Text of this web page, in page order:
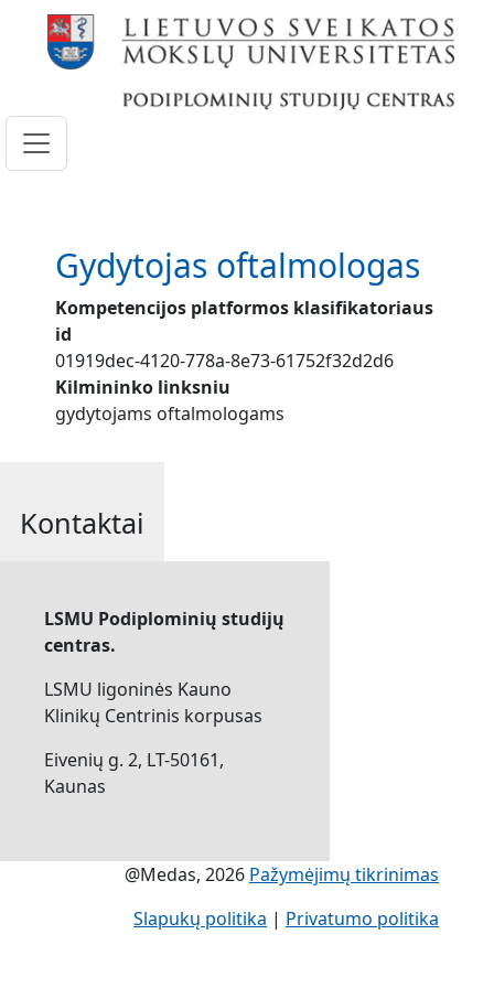
Pereiti į pagrindinį turinį
Gydytojas oftalmologas
Kompetencijos platformos klasifikatoriaus
id
01919dec-4120-778a-8e73-61752f32d2d6
Kilmininko linksniu
gydytojams oftalmologams
Kontaktai
LSMU Podiplominių studijų
centras.
LSMU ligoninės Kauno
Klinikų Centrinis korpusas
Eivenių g. 2, LT-50161,
Kaunas
@Medas, 2026 Pažymėjimų tikrinimas
Slapukų politika | Privatumo politika